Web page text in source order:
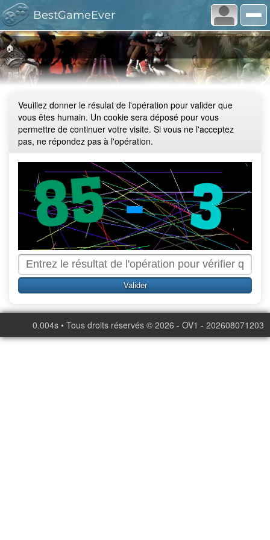
BestGameEver
🏠
Veuillez donner le résulat de l'opération pour valider que
vous êtes humain. Un cookie sera déposé pour vous
permettre de continuer votre visite. Si vous ne l'acceptez
pas, ne répondez pas à l'opération.
0.004s • Tous droits réservés © 2026 - OV1 - 202608071203